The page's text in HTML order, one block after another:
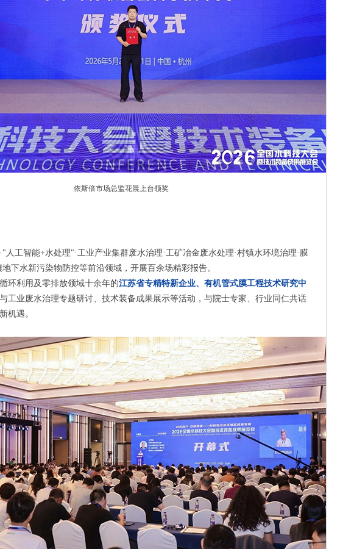
依斯倍市场总监花晨上台领奖
人工智能+水处理"·工业产业集群废水治理·工矿冶金废水处理·村镇水环境治理·膜
下水新污染物防控等前沿领域，开展百余场精彩报告。
环利用及零排放领域十余年的江苏省专精特新企业、有机管式膜工程技术研究中
工业废水治理专题研讨、技术装备成果展示等活动，与院士专家、行业同仁共话
机遇。